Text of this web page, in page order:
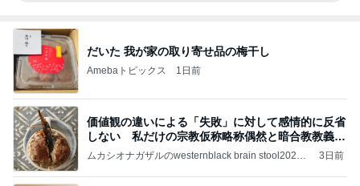
だいた 我が家の取り寄せ品の梅干し
Amebaトピックス 1日前
価値観の違いによる「失敗」に対して感情的に反省
しない 私だけの宗教仮称略称偶然と暗合教教義候
補
ムカシオナガザルのwesternblack brain stool2024
ガザル
3日前